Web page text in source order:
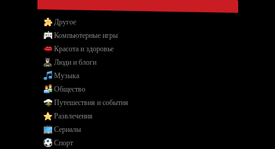
Другое
Компьютерные игры
Красота и здоровье
Люди и блоги
Музыка
Общество
Путешествия и события
Развлечения
Сериалы
Спорт